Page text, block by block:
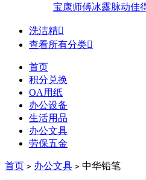
宝康师傅冰露脉动佳
洗洁精
查看所有分类
首页
积分兑换
OA用纸
办公设备
生活用品
办公文具
劳保五金
首页 > 办公文具 > 中华铅笔